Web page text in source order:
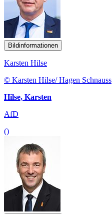
Bildinformationen
Karsten Hilse
© Karsten Hilse/ Hagen Schnauss
Hilse, Karsten
AfD
()